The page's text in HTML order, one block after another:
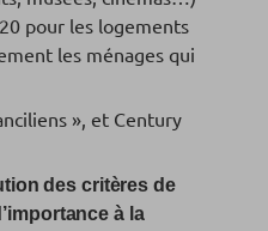
pour les logements
les ménages qui
», et Century
des critères de
à la